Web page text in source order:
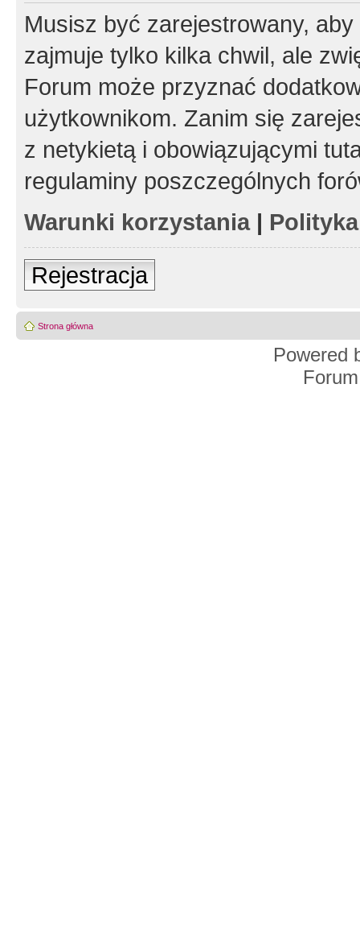
Musisz być zarejestrowany,
zajmuje tylko kilka chwil, ale
Forum może przyznać
użytkownikom. Zanim się
z netykietą i obowiązującymi
regulaminy poszczególnych
Warunki korzystania|
Rejestracja
Strona główna
Powered